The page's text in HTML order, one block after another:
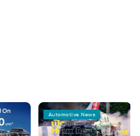
Automotive News